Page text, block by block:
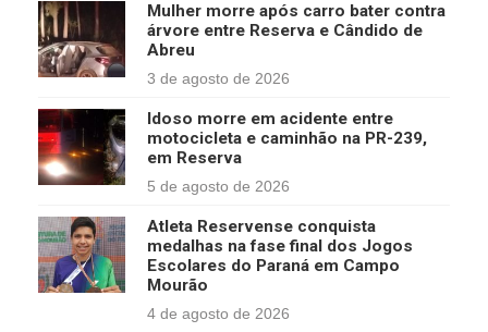
Mulher morre após carro bater contra
árvore entre Reserva e Cândido de
Abreu
3 de agosto de 2026
Idoso morre em acidente entre
motocicleta e caminhão na PR-239,
em Reserva
5 de agosto de 2026
Atleta Reservense conquista
medalhas na fase final dos Jogos
Escolares do Paraná em Campo
Mourão
4 de agosto de 2026